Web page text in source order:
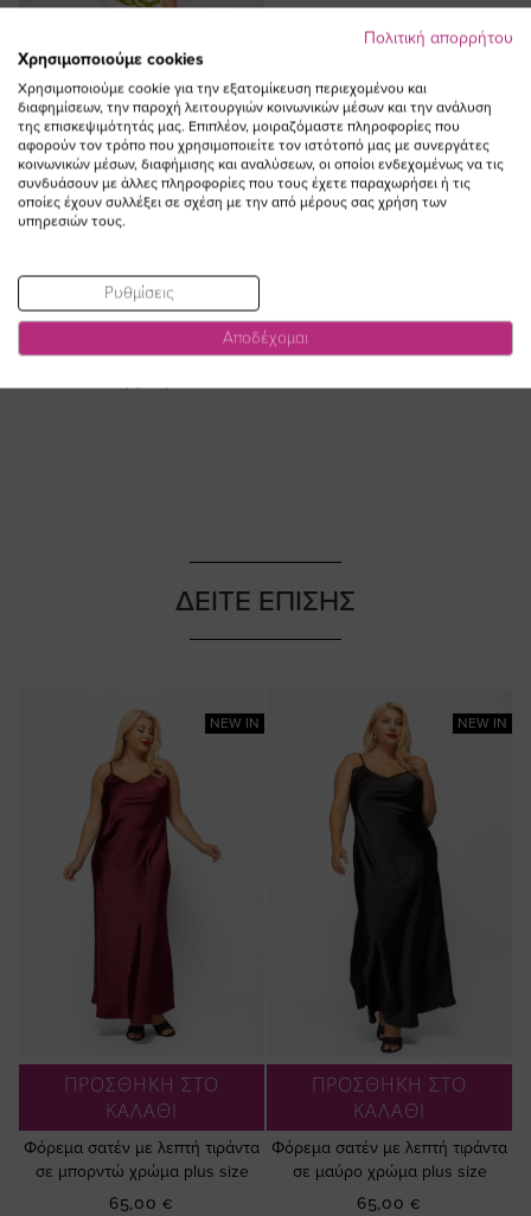
ΠΡΟΣΘΗΚΗ ΣΤΟ
Μπλούζα V εμπριμέ με ζαπονέ
μανίκια σε λαχανί χρώμα plus
size
Ειδική
29,40 €
42,00 €
NEW IN
ΠΡΟΣΘΗΚΗ ΣΤΟ
ΚΑΛΑΘΙ
Φόρεμα σατέν με λεπτή τιράντα
σε μπορντώ χρώμα plus size
65,00 €
NEW IN
ΠΡΟΣΘΗΚΗ ΣΤΟ
ΚΑΛΑΘΙ
Φόρεμα σατέν με λεπτή τιράντα
σε μαύρο χρώμα plus size
65,00 €
ΔΕΙΤΕ ΕΠΙΣΗΣ
Πολιτική απορρήτου
Χρησιμοποιούμε cookies
Χρησιμοποιούμε cookie για την εξατομίκευση περιεχομένου και
διαφημίσεων, την παροχή λειτουργιών κοινωνικών μέσων και την ανάλυση
της επισκεψιμότητάς μας. Επιπλέον, μοιραζόμαστε πληροφορίες που
αφορούν τον τρόπο που χρησιμοποιείτε τον ιστότοπό μας με συνεργάτες
κοινωνικών μέσων, διαφήμισης και αναλύσεων, οι οποίοι ενδεχομένως να τις
συνδυάσουν με άλλες πληροφορίες που τους έχετε παραχωρήσει ή τις
οποίες έχουν συλλέξει σε σχέση με την από μέρους σας χρήση των
υπηρεσιών τους.
Ρυθμίσεις
Αποδέχομαι